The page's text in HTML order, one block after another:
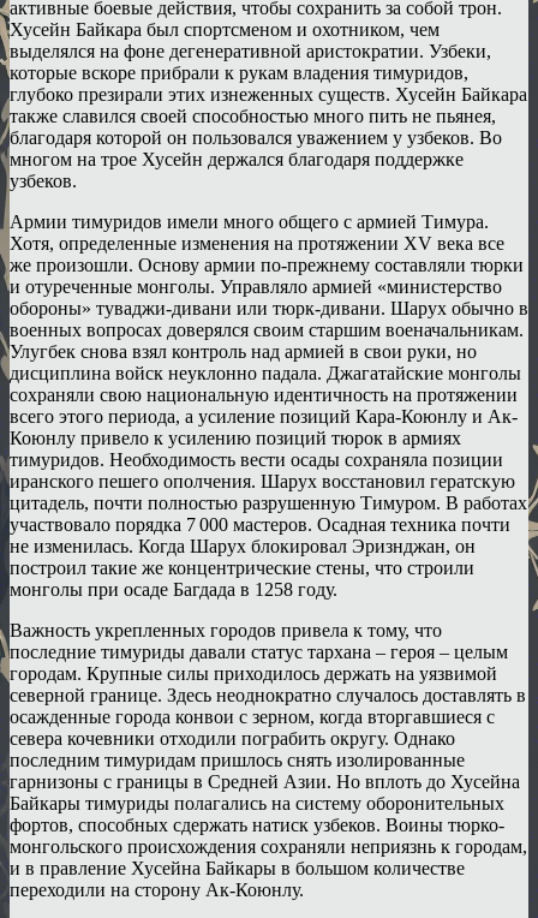
активные боевые действия, чтобы сохранить за собой трон.
Хусейн Байкара был спортсменом и охотником, чем
выделялся на фоне дегенеративной аристократии. Узбеки,
которые вскоре прибрали к рукам владения тимуридов,
глубоко презирали этих изнеженных существ. Хусейн Байкара
также славился своей способностью много пить не пьянея,
благодаря которой он пользовался уважением у узбеков. Во
многом на трое Хусейн держался благодаря поддержке
узбеков.
Армии тимуридов имели много общего с армией Тимура.
Хотя, определенные изменения на протяжении XV века все
же произошли. Основу армии по-прежнему составляли тюрки
и отуреченные монголы. Управляло армией «министерство
обороны» туваджи-дивани или тюрк-дивани. Шарух обычно в
военных вопросах доверялся своим старшим военачальникам.
Улугбек снова взял контроль над армией в свои руки, но
дисциплина войск неуклонно падала. Джагатайские монголы
сохраняли свою национальную идентичность на протяжении
всего этого периода, а усиление позиций Кара-Коюнлу и Ак-
Коюнлу привело к усилению позиций тюрок в армиях
тимуридов. Необходимость вести осады сохраняла позиции
иранского пешего ополчения. Шарух восстановил гератскую
цитадель, почти полностью разрушенную Тимуром. В работах
участвовало порядка 7 000 мастеров. Осадная техника почти
не изменилась. Когда Шарух блокировал Эризнджан, он
построил такие же концентрические стены, что строили
монголы при осаде Багдада в 1258 году.
Важность укрепленных городов привела к тому, что
последние тимуриды давали статус тархана – героя – целым
городам. Крупные силы приходилось держать на уязвимой
северной границе. Здесь неоднократно случалось доставлять в
осажденные города конвои с зерном, когда вторгавшиеся с
севера кочевники отходили пограбить округу. Однако
последним тимуридам пришлось снять изолированные
гарнизоны с границы в Средней Азии. Но вплоть до Хусейна
Байкары тимуриды полагались на систему оборонительных
фортов, способных сдержать натиск узбеков. Воины тюрко-
монгольского происхождения сохраняли неприязнь к городам,
и в правление Хусейна Байкары в большом количестве
переходили на сторону Ак-Коюнлу.